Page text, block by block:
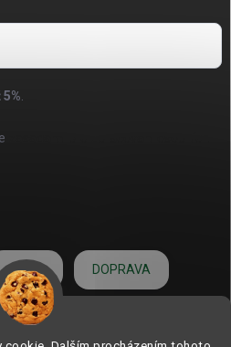
5%
O NÁS DOPRAVA
HODNOCENÍ